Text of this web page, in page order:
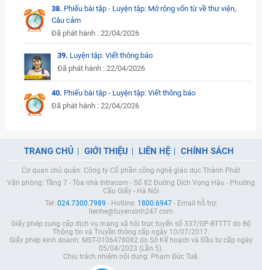
38. Phiếu bài tập - Luyện tập: Mở rộng vốn từ về thư viện,
Câu cảm
Đã phát hành : 22/04/2026
39. Luyện tập: Viết thông báo
Đã phát hành : 22/04/2026
40. Phiếu bài tập - Luyện tập: Viết thông báo
Đã phát hành : 22/04/2026
TRANG CHỦ GIỚI THIỆU LIÊN HỆ CHÍNH SÁCH
Cơ quan chủ quản: Công ty Cổ phần công nghệ giáo dục Thành Phát
Văn phòng: Tầng 7 - Tòa nhà Intracom - Số 82 Đường Dịch Vọng Hậu - Phường
Cầu Giấy - Hà Nội
Tel: 024.7300.7989 - Hotline: 1800.6947- Email hỗ trợ:
lienhe@tuyensinh247.com
Giấy phép cung cấp dịch vụ mạng xã hội trực tuyến số 337/GP-BTTTT do Bộ
Thông tin và Truyền thông cấp ngày 10/07/2017.
Giấy phép kinh doanh: MST-0106478082 do Sở Kế hoạch và Đầu tư cấp ngày
05/04/2023 (Lần 5).
Chịu trách nhiệm nội dung: Phạm Đức Tuệ.